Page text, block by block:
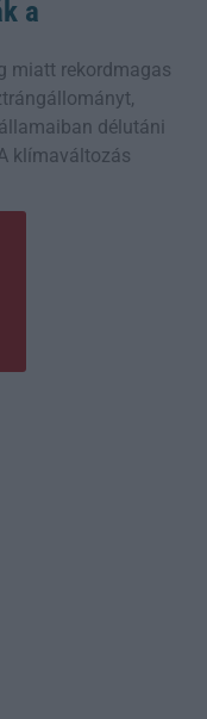
a
miatt rekordmagas
délutáni
klímaváltozás